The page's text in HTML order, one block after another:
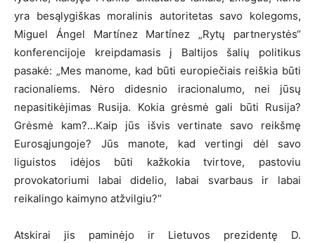
yra besąlygiškas moralinis autoritetas savo kolegoms,
Miguel Ángel Martínez Martínez „Rytų partnerystės“
konferencijoje kreipdamasis į Baltijos šalių politikus
pasakė: „Mes manome, kad būti europiečiais reiškia būti
racionaliems. Nėro didesnio iracionalumo, nei jūsų
nepasitikėjimas Rusija. Kokia grėsmė gali būti Rusija?
Grėsmė kam?…Kaip jūs išvis vertinate savo reikšmę
Eurosąjungoje? Jūs manote, kad vertingi dėl savo
liguistos idėjos būti kažkokia tvirtove, pastoviu
provokatoriumi labai didelio, labai svarbaus ir labai
reikalingo kaimyno atžvilgiu?“
Atskirai jis paminėjo ir Lietuvos prezidentę D.